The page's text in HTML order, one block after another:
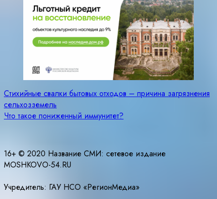
Навигация
по
Стихийные свалки бытовых отходов – причина загрязнения
сельхозземель
Что такое пониженный иммунитет?
16+ © 2020 Название СМИ: cетевое издание
MOSHKOVO-54.RU
Учредитель: ГАУ НСО «РегионМедиа»